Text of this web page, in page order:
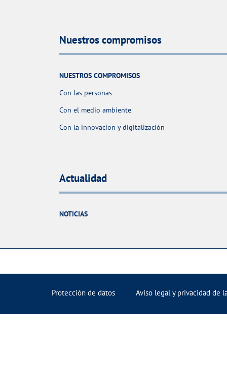
Nuestros compromisos
NUESTROS COMPROMISOS
Con las personas
Con el medio ambiente
Con la innovacion y digitalización
Actualidad
NOTICIAS
Protección de datos Aviso legal y privacidad de